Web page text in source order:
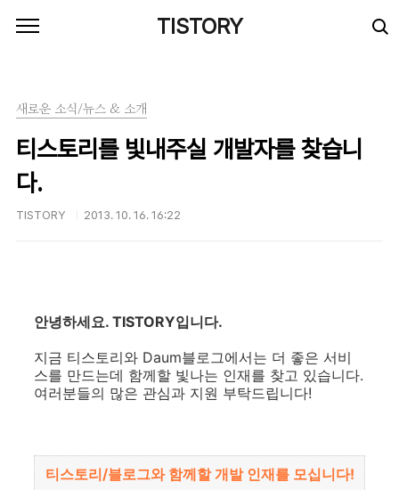
TISTORY
새로운 소식/뉴스 & 소개
티스토리를 빛내주실 개발자를 찾습니
다.
TISTORY 2013. 10. 16. 16:22
안녕하세요. TISTORY입니다.
지금 티스토리와 Daum블로그에서는 더 좋은 서비
스를 만드는데 함께할 빛나는 인재를 찾고 있습니다.
여러분들의 많은 관심과 지원 부탁드립니다!
티스토리/블로그와 함께할 개발 인재를 모십니다!